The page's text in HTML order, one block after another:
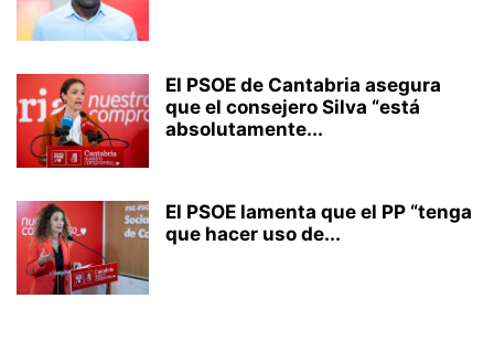
El PSOE de Cantabria asegura
que el consejero Silva “está
absolutamente...
El PSOE lamenta que el PP “tenga
que hacer uso de...